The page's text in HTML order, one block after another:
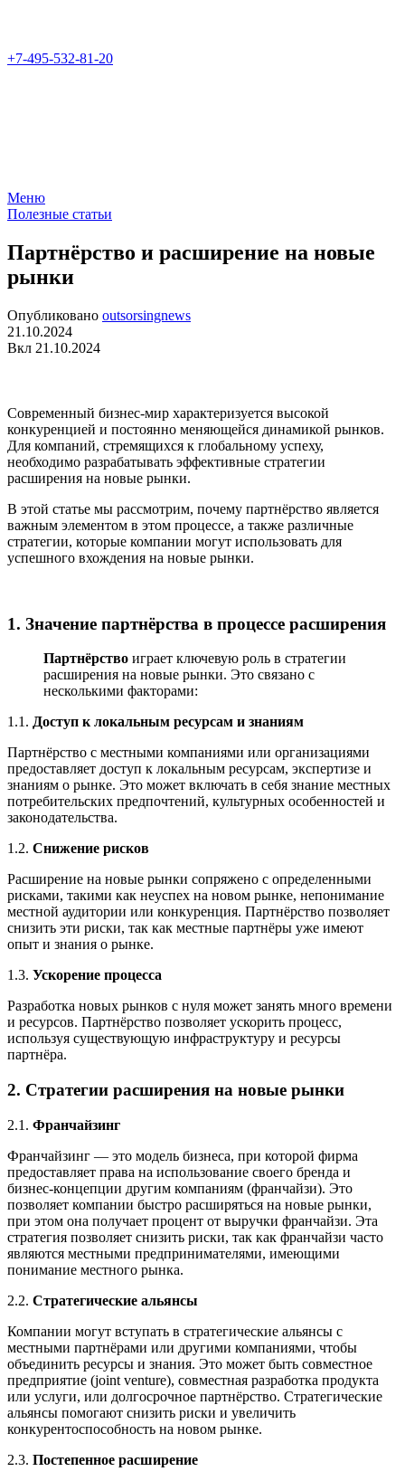
+7-495-532-81-20
Меню
Полезные статьи
Партнёрство и расширение на новые
рынки
Опубликовано outsorsingnews
21.10.2024
Вкл 21.10.2024
Современный бизнес-мир характеризуется высокой
конкуренцией и постоянно меняющейся динамикой рынков.
Для компаний, стремящихся к глобальному успеху,
необходимо разрабатывать эффективные стратегии
расширения на новые рынки.
В этой статье мы рассмотрим, почему партнёрство является
важным элементом в этом процессе, а также различные
стратегии, которые компании могут использовать для
успешного вхождения на новые рынки.
1. Значение партнёрства в процессе расширения
Партнёрство играет ключевую роль в стратегии
расширения на новые рынки. Это связано с
несколькими факторами:
1.1. Доступ к локальным ресурсам и знаниям
Партнёрство с местными компаниями или организациями
предоставляет доступ к локальным ресурсам, экспертизе и
знаниям о рынке. Это может включать в себя знание местных
потребительских предпочтений, культурных особенностей и
законодательства.
1.2. Снижение рисков
Расширение на новые рынки сопряжено с определенными
рисками, такими как неуспех на новом рынке, непонимание
местной аудитории или конкуренция. Партнёрство позволяет
снизить эти риски, так как местные партнёры уже имеют
опыт и знания о рынке.
1.3. Ускорение процесса
Разработка новых рынков с нуля может занять много времени
и ресурсов. Партнёрство позволяет ускорить процесс,
используя существующую инфраструктуру и ресурсы
партнёра.
2. Стратегии расширения на новые рынки
2.1. Франчайзинг
Франчайзинг — это модель бизнеса, при которой фирма
предоставляет права на использование своего бренда и
бизнес-концепции другим компаниям (франчайзи). Это
позволяет компании быстро расширяться на новые рынки,
при этом она получает процент от выручки франчайзи. Эта
стратегия позволяет снизить риски, так как франчайзи часто
являются местными предпринимателями, имеющими
понимание местного рынка.
2.2. Стратегические альянсы
Компании могут вступать в стратегические альянсы с
местными партнёрами или другими компаниями, чтобы
объединить ресурсы и знания. Это может быть совместное
предприятие (joint venture), совместная разработка продукта
или услуги, или долгосрочное партнёрство. Стратегические
альянсы помогают снизить риски и увеличить
конкурентоспособность на новом рынке.
2.3. Постепенное расширение